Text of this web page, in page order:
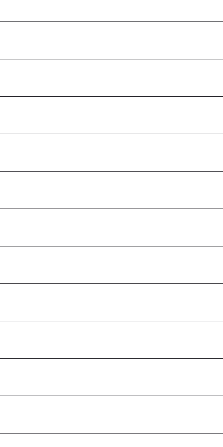
Województwo kujawsko-
Województwo świętokrzyskie
Județul Argeș
Belgorodskaya oblast'
Nizhegorodskaya oblast'
Respublika Dagestan
Tomskaya oblast'
Al Madinah Province
Al
Northern Borders Province
Bratislavský kraj
Žilinský kraj
Ljubljana
Vojvodina
Basilicata
Molise
Ben Arous Ben